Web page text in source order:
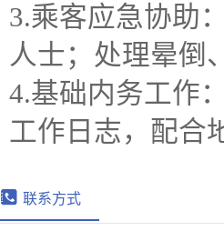
3.乘客应急协助
人士；处理晕倒
4.基础内务工作
工作日志，配合
联系方式